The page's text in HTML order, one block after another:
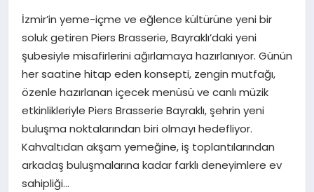
EKONOMI
MAGAZIN
İzmir’in yeme-içme ve eğlence kültürüne yeni bir
soluk getiren Piers Brasserie, Bayraklı’daki yeni
şubesiyle misafirlerini ağırlamaya hazırlanıyor. Günün
her saatine hitap eden konsepti, zengin mutfağı,
özenle hazırlanan içecek menüsü ve canlı müzik
etkinlikleriyle Piers Brasserie Bayraklı, şehrin yeni
buluşma noktalarından biri olmayı hedefliyor.
Kahvaltıdan akşam yemeğine, iş toplantılarından
arkadaş buluşmalarına kadar farklı deneyimlere ev
sahipliği…